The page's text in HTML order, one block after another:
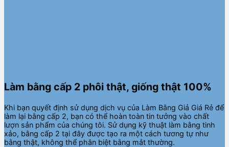
Làm bằng cấp 2 phôi thật, giống thật 100%
Khi bạn quyết định sử dụng dịch vụ của Làm Bằng Giả Giá Rẻ để
làm lại bằng cấp 2, bạn có thể hoàn toàn tin tưởng vào chất
lượn sản phẩm của chúng tôi. Sử dụng kỹ thuật làm bằng tinh
xảo, bằng cấp 2 tại đây được tạo ra một cách tương tự như
bằng thật, không thể phân biệt bằng mắt thường.